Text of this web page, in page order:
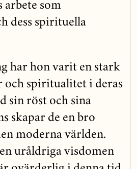
arbete som
dess spirituella
har hon varit en stark
och spiritualitet i deras
sin röst och sina
skapar de en bro
moderna världen.
uråldriga visdomen